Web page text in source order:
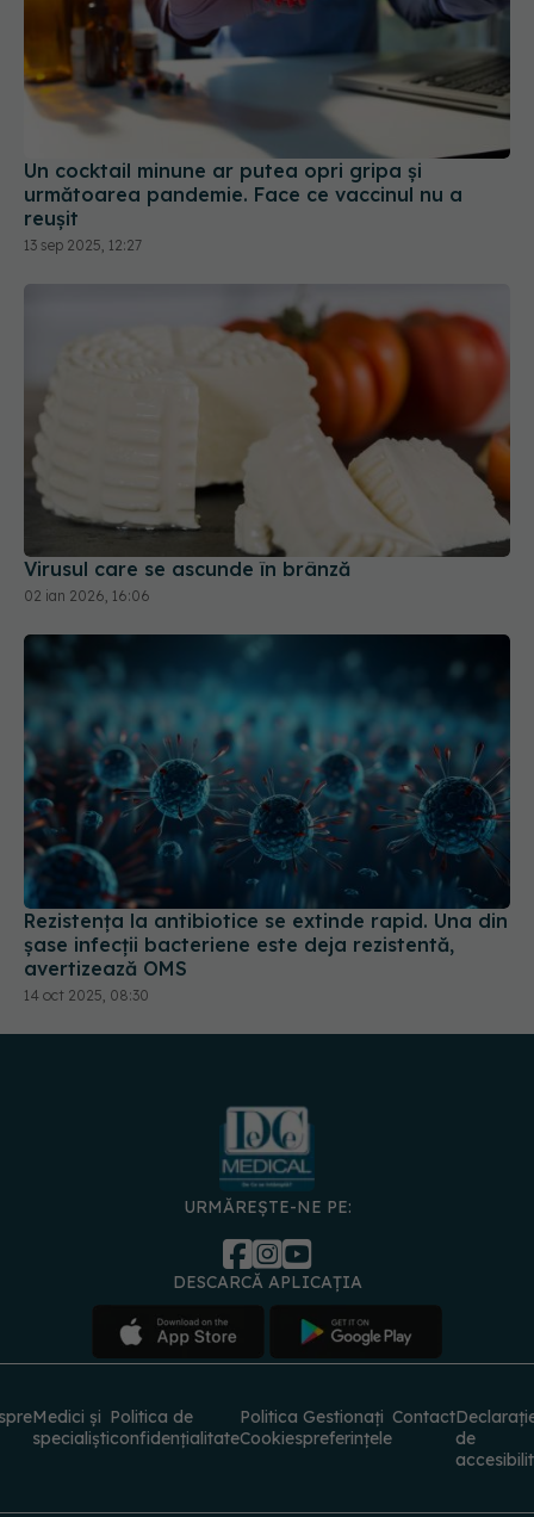
Un cocktail minune ar putea opri gripa și
următoarea pandemie. Face ce vaccinul nu a
reușit
13 sep 2025, 12:27
Virusul care se ascunde în brânză
02 ian 2026, 16:06
Rezistența la antibiotice se extinde rapid. Una din
șase infecții bacteriene este deja rezistentă,
avertizează OMS
14 oct 2025, 08:30
URMĂREȘTE-NE PE:
DESCARCĂ APLICAȚIA
Medici și
specialiști
Politica de
confidențialitate
Politica
Cookies
Gestionați
preferințele
Contact
de